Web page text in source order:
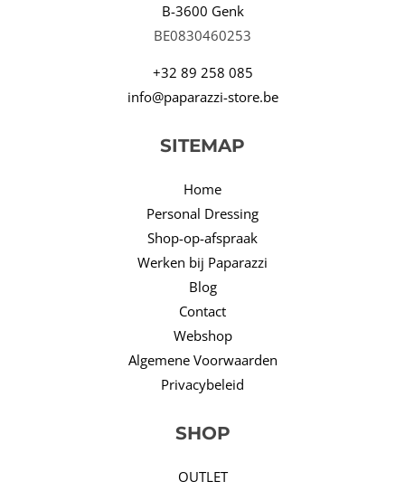
B-3600 Genk
BE0830460253
+32 89 258 085
info@paparazzi-store.be
SITEMAP
Home
Personal Dressing
Shop-op-afspraak
Werken bij Paparazzi
Blog
Contact
Webshop
Algemene Voorwaarden
Privacybeleid
SHOP
OUTLET